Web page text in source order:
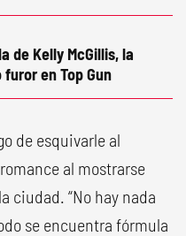
de Kelly McGillis, la
en Top Gun
de esquivarle al
al mostrarse
ciudad. “No hay nada
se encuentra fórmula